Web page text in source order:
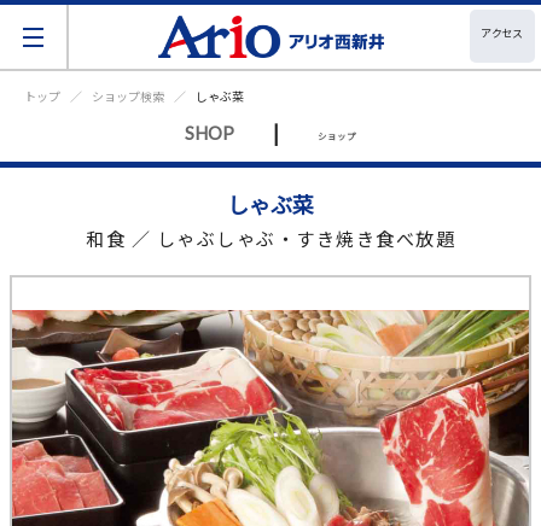
アクセス
トップ ショップ検索 しゃぶ菜
SHOP | ショップ
しゃぶ菜
和食 ／ しゃぶしゃぶ・すき焼き食べ放題